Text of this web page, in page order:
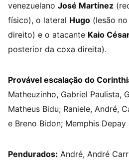
venezuelano José Martínez
físico), o lateral Hugo (lesão
direito) e o atacante Kaio
posterior da coxa direita).
Provável escalação do
Matheuzinho, Gabriel Paulista,
Matheus Bidu; Raniele, André,
e Breno Bidon; Memphis
Pendurados: André, André